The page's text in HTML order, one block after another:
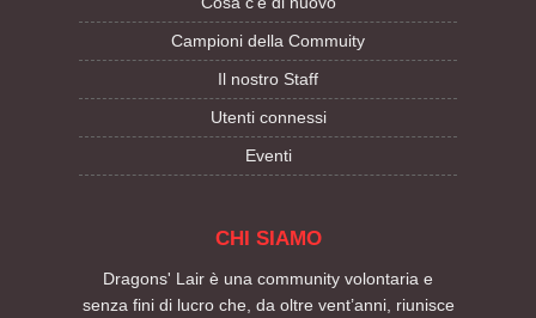
Campioni della Commuity
Il nostro Staff
Utenti connessi
Eventi
CHI SIAMO
Dragons' Lair è una community volontaria e
senza fini di lucro che, da oltre vent’anni, riunisce